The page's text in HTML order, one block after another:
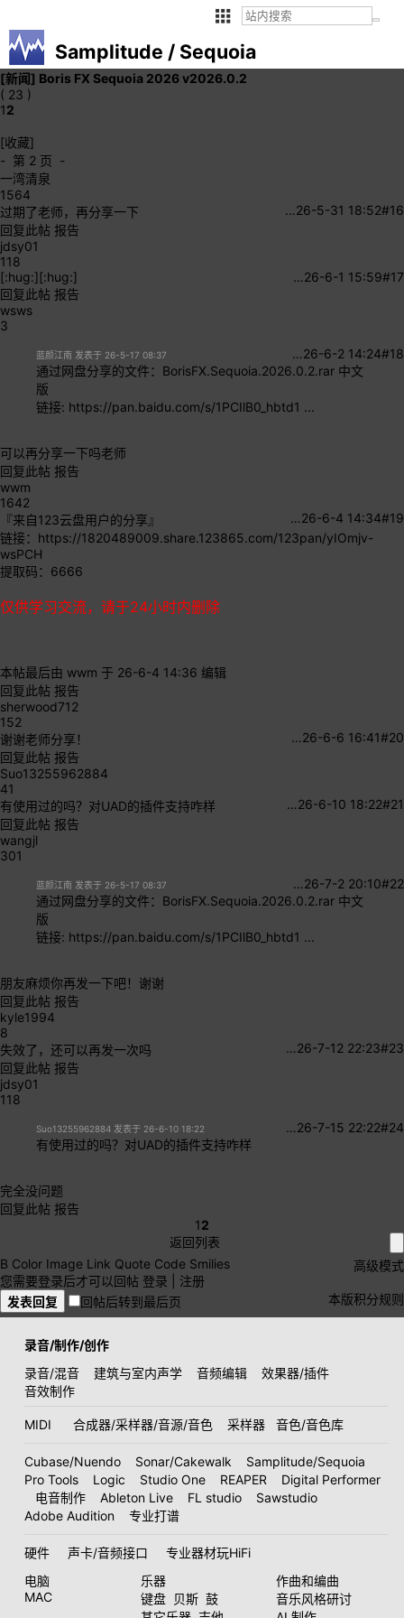
Samplitude / Sequoia
[新闻] Boris FX Sequoia 2026 v2026.0.2
( 23 )
12
[收藏]
- 第 2 页 -
一湾清泉
1564
#16
26-5-31 18:52
…
过期了老师，再分享一下
回复此帖 报告
jdsy01
118
#17
26-6-1 15:59
…
[:hug:][:hug:]
回复此帖 报告
wsws
3
#18
26-6-2 14:24
…
蓝颜江南 发表于 26-5-17 08:37
通过网盘分享的文件：BorisFX.Sequoia.2026.0.2.rar 中文
版
链接: https://pan.baidu.com/s/1PCIlB0_hbtd1 ...
可以再分享一下吗老师
回复此帖 报告
wwm
1642
#19
26-6-4 14:34
…
『来自123云盘用户的分享』
链接： https://1820489009.share.123865.com/123pan/yIOmjv-
wsPCH
提取码：6666
仅供学习交流，请于24小时内删除
本帖最后由 wwm 于 26-6-4 14:36 编辑
回复此帖 报告
sherwood712
152
#20
26-6-6 16:41
…
谢谢老师分享！
回复此帖 报告
Suo13255962884
41
#21
26-6-10 18:22
…
有使用过的吗？对UAD的插件支持咋样
回复此帖 报告
wangjl
301
#22
26-7-2 20:10
…
蓝颜江南 发表于 26-5-17 08:37
通过网盘分享的文件：BorisFX.Sequoia.2026.0.2.rar 中文
版
链接: https://pan.baidu.com/s/1PCIlB0_hbtd1 ...
朋友麻烦你再发一下吧！谢谢
回复此帖 报告
kyle1994
8
#23
26-7-12 22:23
…
失效了，还可以再发一次吗
回复此帖 报告
jdsy01
118
#24
26-7-15 22:22
…
Suo13255962884 发表于 26-6-10 18:22
有使用过的吗？对UAD的插件支持咋样
完全没问题
回复此帖 报告
12
返回列表
高级模式
B Color Image Link Quote Code Smilies
您需要登录后才可以回帖 登录
注册
本版积分规则
发表回复 回帖后转到最后页
录音/制作/创作
录音/混音
建筑与室内声学 音频编辑
效果器/插件
音效制作
MIDI 合成器/采样器/音源/音色 采样器 音色/音色库
Cubase/Nuendo Sonar/Cakewalk
Samplitude/Sequoia
Pro Tools
Logic Studio One REAPER
Digital Performer
电音制作
Ableton Live FL studio
Sawstudio
Adobe Audition
专业打谱
硬件 声卡/音频接口
专业器材玩HiFi
电脑
MAC
乐器
键盘 贝斯 鼓
作曲和编曲
音乐风格研讨